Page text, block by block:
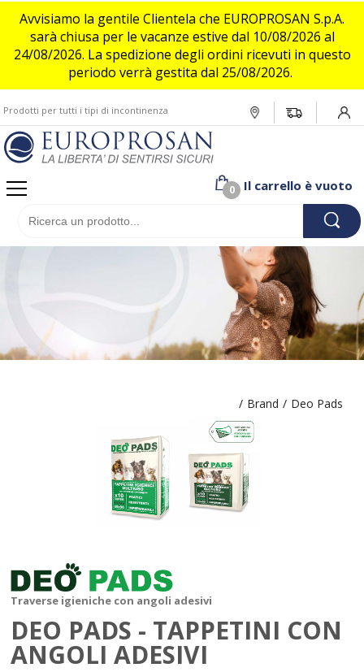
Avvisiamo la gentile Clientela che EUROPROSAN S.p.A.
sarà chiusa per le vacanze estive dal 10/08/2026 al
24/08/2026. La spedizione degli ordini ricevuti in questo
periodo verrà gestita dal 25/08/2026.
Prodotti per tutti i tipi di incontinenza
Il carrello è vuoto
0
/ Brand / Deo Pads
Traverse igieniche con angoli adesivi
DEO PADS - TAPPETINI CON
ANGOLI ADESIVI
Assistita o allettata
Attiva e indipendente
Incontinenza leggera
Incontinenza media/moderata
Incontinenza Pesante/grave
Uomo
Assistito o allettato
Attivo e indipendente
Incontinenza leggera
Incontinenza media/moderata
Incontinenza Pesante/grave
Bambino
Pet
Deo Pads